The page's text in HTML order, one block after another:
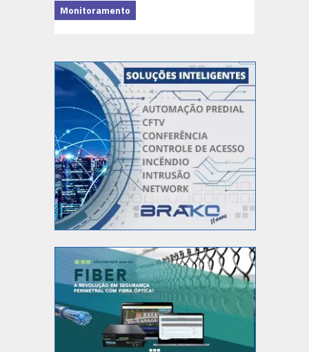
Monitoramento